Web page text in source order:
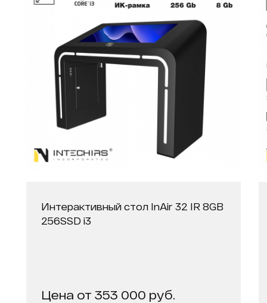
Интерактивный стол InAir 32 IR 8GB
256SSD i3
Цена от 353 000 руб.